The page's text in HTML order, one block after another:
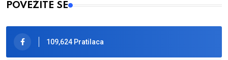
POVEŽITE SE
109,624 Pratilaca